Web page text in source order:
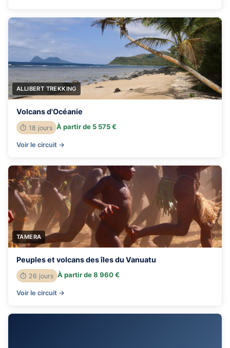
ALLIBERT TREKKING
Volcans d'Océanie
⏱ 18 jours À partir de 5 575 €
Voir le circuit →
TAMERA
Peuples et volcans des îles du Vanuatu
⏱ 26 jours À partir de 8 960 €
Voir le circuit →